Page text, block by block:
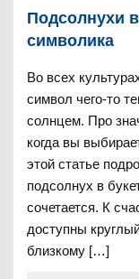
Подсолнухи
символика
Во всех
символ чего-то
солнцем. Про
когда вы
этой статье
подсолнух в
сочетается. К
доступны
близкому […]